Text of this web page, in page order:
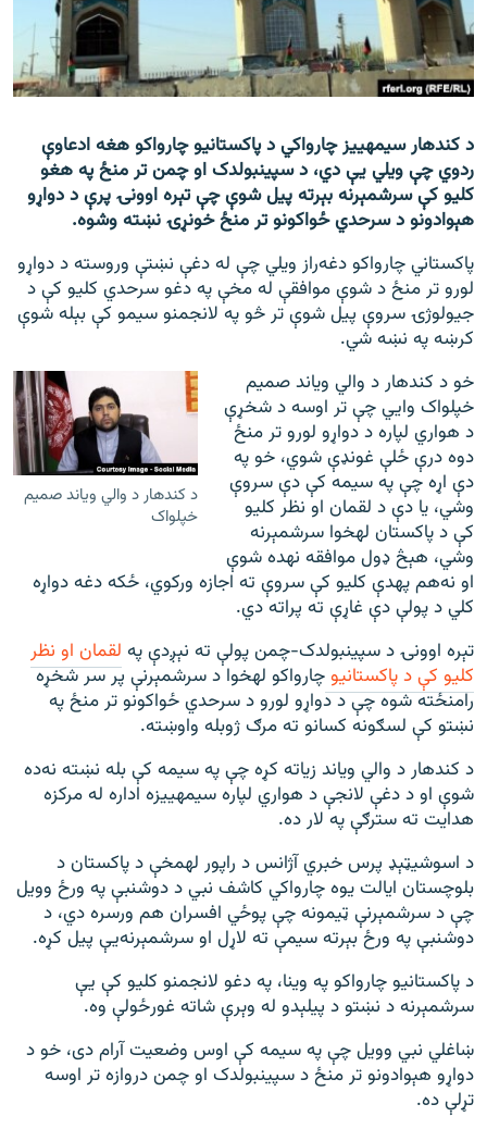
اړیکه
دري پاڼه
راسره ملګري شئ
د ازادې اروپا/ ازادي راډيو ټولې پاڼې
د کندهار سیمه‎ییز چارواکي د پاکستانيو چارواکو هغه ادعاوې
ردوي چې ویلي یې دي، د سپین‎بولدک او چمن تر منځ په هغو
کلیو کې سرشمېرنه بېرته پیل شوې چې تېره اوونۍ پرې د دواړو
هېوادونو د سرحدي ځواکونو تر منځ خونړۍ نښته وشوه.
پاکستاني چارواکو دغه‌راز ویلي چې له دغې نښتې وروسته د دواړو
لورو تر منځ د شوې موافقې له مخې په دغو سرحدي کلیو کې د
جیولوژۍ سروې پیل شوې تر څو په لانجمنو سیمو کې بېله شوې
کرښه په نښه شي.
د کندهار د والي ویاند صمیم
خپلواک
خو د کندهار د والي ویاند صمیم
خپلواک وایي چې تر اوسه د شخړې
د هواري لپاره د دواړو لورو تر منځ
دوه درې ځلې غونډې شوي، خو په
دې اړه چې په سیمه کې دې سروې
وشي، یا دې د لقمان او نظر کلیو
کې د پاکستان له‎خوا سرشمېرنه
وشي، هېڅ ډول موافقه نه‎ده شوې
او نه‌هم په‎دې کلیو کې سروې ته اجازه ورکوي، ځکه دغه دواړه
کلي د پولې دې غاړې ته پراته دي.
تېره اوونۍ د سپین‎بولدک-چمن پولې ته نېږدې په
لقمان او نظر
کلیو کې د پاکستانيو
چارواکو له‎خوا د سرشمېرنې پر سر شخړه
رامنځته شوه چې د دواړو لورو د سرحدي ځواکونو تر منځ په
نښتو کې لسګونه کسانو ته مرګ ژوبله واوښته.
د کندهار د والي ویاند زیاته کړه چې په سیمه کې بله نښته نه‌ده
شوې او د دغې لانجې د هواري لپاره سیمه‎ییزه اداره له مرکزه
هدایت ته سترګې په لار ده.
د اسوشیټېډ پرس خبري آژانس د راپور له‎مخې د پاکستان د
بلوچستان ایالت یوه چارواکي کاشف نبي د دوشنبې په ورځ وویل
چې د سرشمېرنې ټیمونه چې پوځي افسران هم ورسره دي، د
دوشنبې په ورځ بېرته سیمې ته لاړل او سرشمېرنه‌یې پیل کړه.
د پاکستانيو چارواکو په وینا، په دغو لانجمنو کلیو کې یې
سرشمېرنه د نښتو د پیلېدو له وېرې شاته غورځولې وه.
ښاغلي نبي وویل چې په سیمه کې اوس وضعیت آرام دی، خو د
دواړو هېوادونو تر منځ د سپین‎بولدک او چمن دروازه تر اوسه
تړلې ده.